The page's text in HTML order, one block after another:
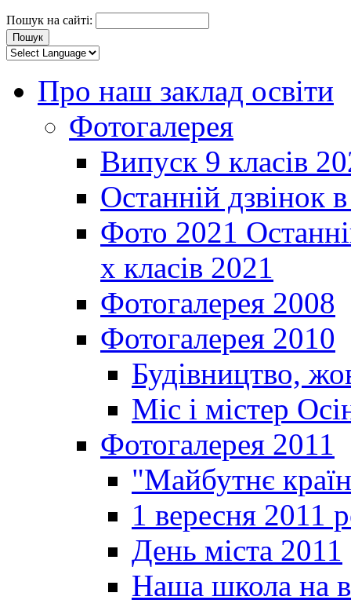
Пошук на сайті:
Про наш заклад освіти
Фотогалерея
Випуск 9 класів
Останній дзвінок
Фото 2021
х класів 2021
Фотогалерея 2008
Фотогалерея 2010
Будівництво,
Міс і містер
Фотогалерея 2011
"Майбутнє
1 вересня 2011
День міста 2011
Наша школа на